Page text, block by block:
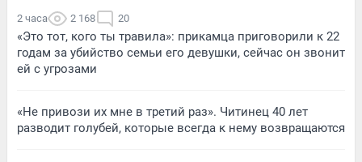
2 часа 2 168 20
«Это тот, кого ты травила»: прикамца приговорили к 22
годам за убийство семьи его девушки, сейчас он звонит
ей с угрозами
«Не привози их мне в третий раз». Читинец 40 лет
разводит голубей, которые всегда к нему возвращаются